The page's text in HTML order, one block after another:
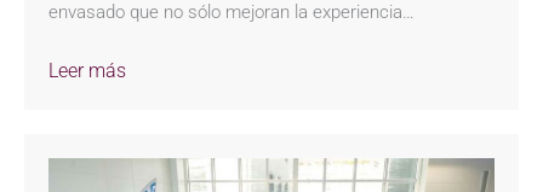
envasado que no sólo mejoran la experiencia…
Leer más